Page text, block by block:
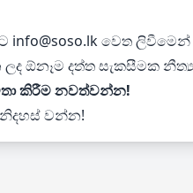
info@soso.lkවෙත ලිවීමෙන්
ලද ඕනෑම දත්ත සැකසීමක
කිරීම නවත්වන්න!
වන්න!